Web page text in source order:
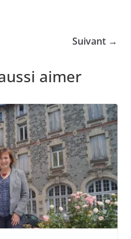
Suivant →
aimer